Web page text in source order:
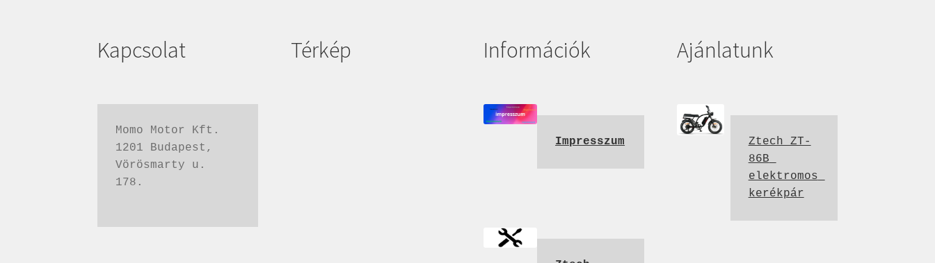
Kapcsolat
Momo Motor Kft.
1201 Budapest,
Vörösmarty u.
178.
Térkép Információk
Impresszum
Ajánlatunk
Ztech ZT-
86B
elektromos
kerékpár